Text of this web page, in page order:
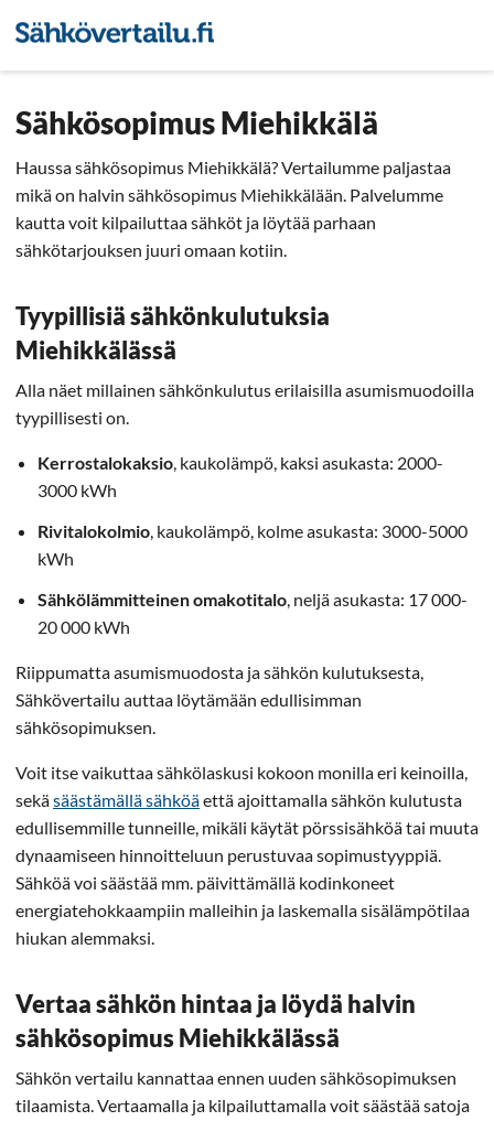
Sähkösopimus Miehikkälä
Haussa sähkösopimus Miehikkälä? Vertailumme paljastaa
mikä on halvin sähkösopimus Miehikkälään. Palvelumme
kautta voit kilpailuttaa sähköt ja löytää parhaan
sähkötarjouksen juuri omaan kotiin.
Tyypillisiä sähkönkulutuksia
Miehikkälässä
Alla näet millainen sähkönkulutus erilaisilla asumismuodoilla
tyypillisesti on.
Kerrostalokaksio, kaukolämpö, kaksi asukasta: 2000-
3000 kWh
Rivitalokolmio, kaukolämpö, kolme asukasta: 3000-5000
kWh
Sähkölämmitteinen omakotitalo, neljä asukasta: 17 000-
20 000 kWh
Riippumatta asumismuodosta ja sähkön kulutuksesta,
Sähkövertailu auttaa löytämään edullisimman
sähkösopimuksen.
Voit itse vaikuttaa sähkölaskusi kokoon monilla eri keinoilla,
sekäsäästämällä sähköäettä ajoittamalla sähkön kulutusta
edullisemmille tunneille, mikäli käytät pörssisähköä tai muuta
dynaamiseen hinnoitteluun perustuvaa sopimustyyppiä.
Sähköä voi säästää mm. päivittämällä kodinkoneet
energiatehokkaampiin malleihin ja laskemalla sisälämpötilaa
hiukan alemmaksi.
Vertaa sähkön hintaa ja löydä halvin
sähkösopimus Miehikkälässä
Sähkön vertailu kannattaa ennen uuden sähkösopimuksen
tilaamista. Vertaamalla ja kilpailuttamalla voit säästää satoja